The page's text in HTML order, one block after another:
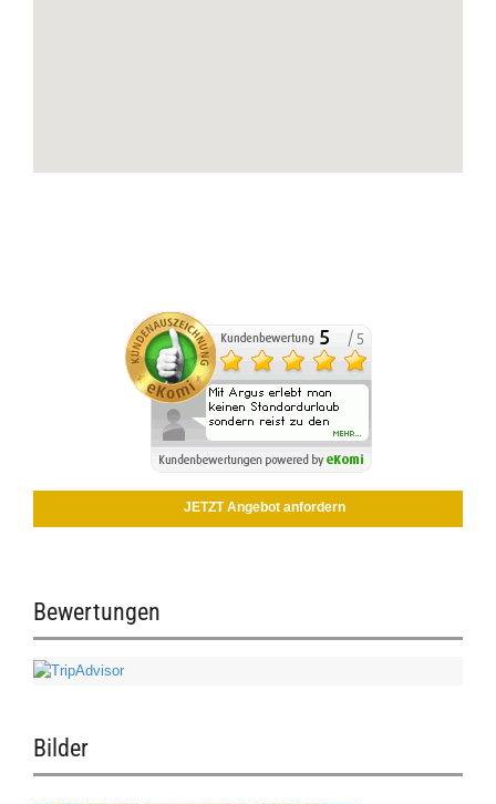
JETZT Angebot anfordern
Bewertungen
Bilder